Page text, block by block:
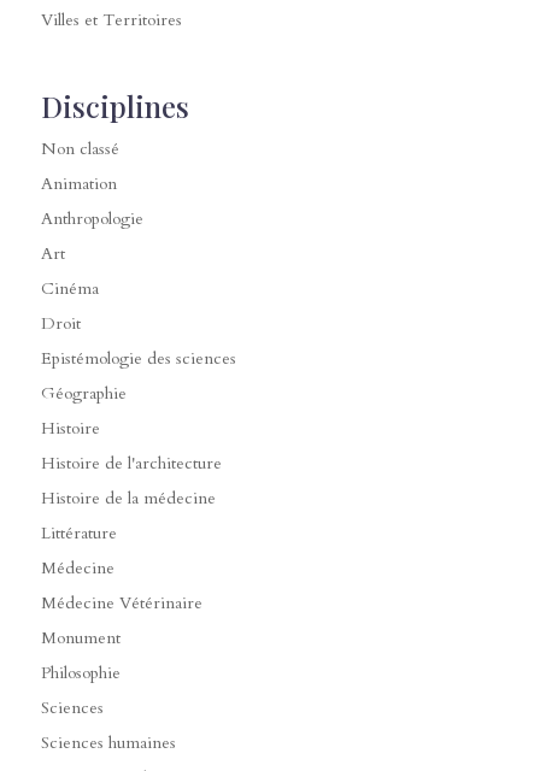
Villes et Territoires
Disciplines
Non classé
Animation
Anthropologie
Art
Cinéma
Droit
Epistémologie des sciences
Géographie
Histoire
Histoire de l'architecture
Histoire de la médecine
Littérature
Médecine
Médecine Vétérinaire
Monument
Philosophie
Sciences
Sciences humaines